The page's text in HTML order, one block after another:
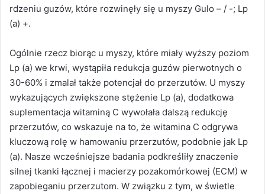
rdzeniu guzów, które rozwinęły się u myszy Gulo – / -; Lp
(a) +.
Ogólnie rzecz biorąc u myszy, które miały wyższy poziom
Lp (a) we krwi, wystąpiła redukcja guzów pierwotnych o
30-60% i zmalał także potencjał do przerzutów. U myszy
wykazujących zwiększone stężenie Lp (a), dodatkowa
suplementacja witaminą C wywołała dalszą redukcję
przerzutów, co wskazuje na to, że witamina C odgrywa
kluczową rolę w hamowaniu przerzutów, podobnie jak Lp
(a). Nasze wcześniejsze badania podkreśliły znaczenie
silnej tkanki łącznej i macierzy pozakomórkowej (ECM) w
zapobieganiu przerzutom. W związku z tym, w świetle